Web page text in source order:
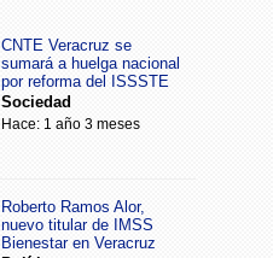
CNTE Veracruz se
sumará a huelga nacional
por reforma del ISSSTE
Sociedad
Hace: 1 año 3 meses
Roberto Ramos Alor,
nuevo titular de IMSS
Bienestar en Veracruz